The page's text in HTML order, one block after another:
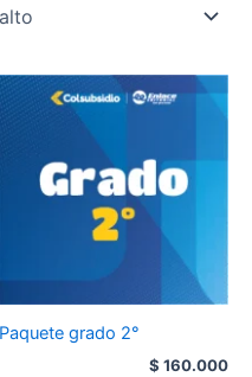
Paquete grado 2°
$ 160.000